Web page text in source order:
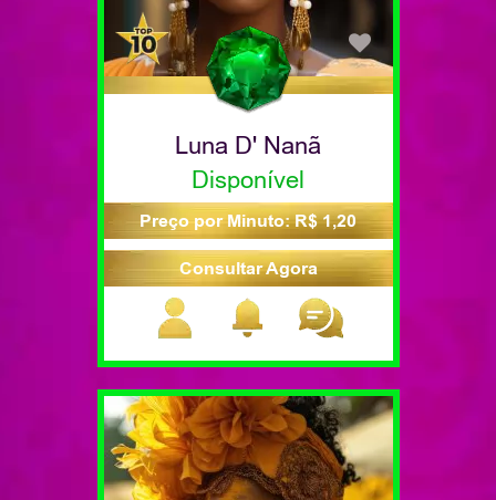
Luna D' Nanã
Disponível
Preço por Minuto: R$ 1,20
Consultar Agora